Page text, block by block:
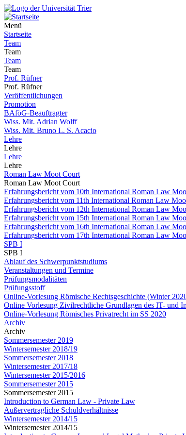
Menü
Startseite
Team
Team
Team
Team
Prof. Rüfner
Prof. Rüfner
Veröffentlichungen
Promotion
BAföG-Beauftragter
Wiss. Mit. Adrian Wolff
Wiss. Mit. Bruno L. S. Acacio
Lehre
Lehre
Lehre
Lehre
Roman Law Moot Court
Roman Law Moot Court
Erfahrungsbericht vom 10th International Roman Law
Erfahrungsbericht vom 11th International Roman Law
Erfahrungsbericht vom 12th International Roman Law
Erfahrungsbericht vom 15th International Roman Law
Erfahrungsbericht vom 16th International Roman Law
Erfahrungsbericht vom 17th International Roman Law
SPB I
SPB I
Ablauf des Schwerpunktstudiums
Veranstaltungen und Termine
Prüfungsmodalitäten
Prüfungsstoff
Online-Vorlesung Römische Rechtsgeschichte (Winter
Online Vorlesung Zivilrechtliche Grundlagen des IT- und
Online-Vorlesung Römisches Privatrecht im SS 2020
Archiv
Archiv
Sommersemester 2019
Wintersemester 2018/19
Sommersemester 2018
Wintersemester 2017/18
Wintersemester 2015/2016
Sommersemester 2015
Sommersemester 2015
Introduction to German Law - Private Law
Außervertragliche Schuldverhältnisse
Wintersemester 2014/15
Wintersemester 2014/15